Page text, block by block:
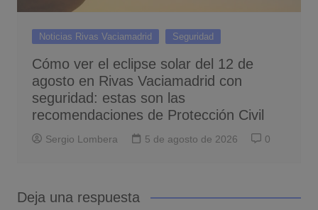
Noticias Rivas Vaciamadrid Seguridad
Cómo ver el eclipse solar del 12 de
agosto en Rivas Vaciamadrid con
seguridad: estas son las
recomendaciones de Protección Civil
Sergio Lombera 5 de agosto de 2026 0
Deja una respuesta